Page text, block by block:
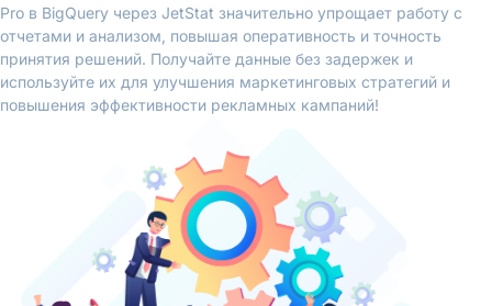
Pro в BigQuery через JetStat значительно упрощает работу с
отчетами и анализом, повышая оперативность и точность
принятия решений. Получайте данные без задержек и
используйте их для улучшения маркетинговых стратегий и
повышения эффективности рекламных кампаний!